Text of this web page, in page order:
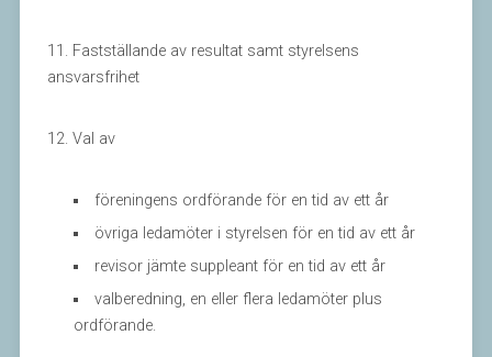
11. Fastställande av resultat samt styrelsens
ansvarsfrihet
12. Val av
föreningens ordförande för en tid av ett år
övriga ledamöter i styrelsen för en tid av ett år
revisor jämte suppleant för en tid av ett år
valberedning, en eller flera ledamöter plus
ordförande.